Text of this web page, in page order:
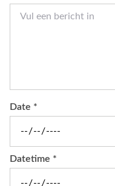
Date *
Datetime *